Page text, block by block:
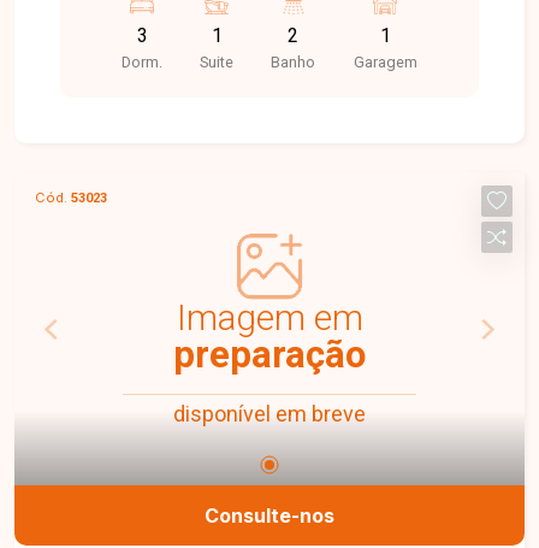
proximidade com supermercados, escolas,
farmácias e diversos comércios, proporcionando
praticidade e qualidade de vida. Apartamento
iluminação natural, garantindo conforto e
funcionalidade para o dia a dia. O condomínio
conta com portaria 24 horas, 2 elevadores, salão
de festas, piscina e quadra esportiva,
proporcionando segurança, lazer e comodidade
para morar em um condomínio completo, em uma
Entre em contato e agende sua visita!
3
Dorm.
1
Suite
2
Banho
1
Garagem
Cód. 53023
Imagem em
preparação
disponível em breve
Consulte-nos